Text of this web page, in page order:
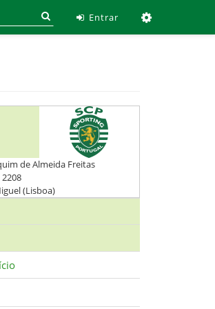
Entrar
de Almeida Freitas
2208
(Lisboa)